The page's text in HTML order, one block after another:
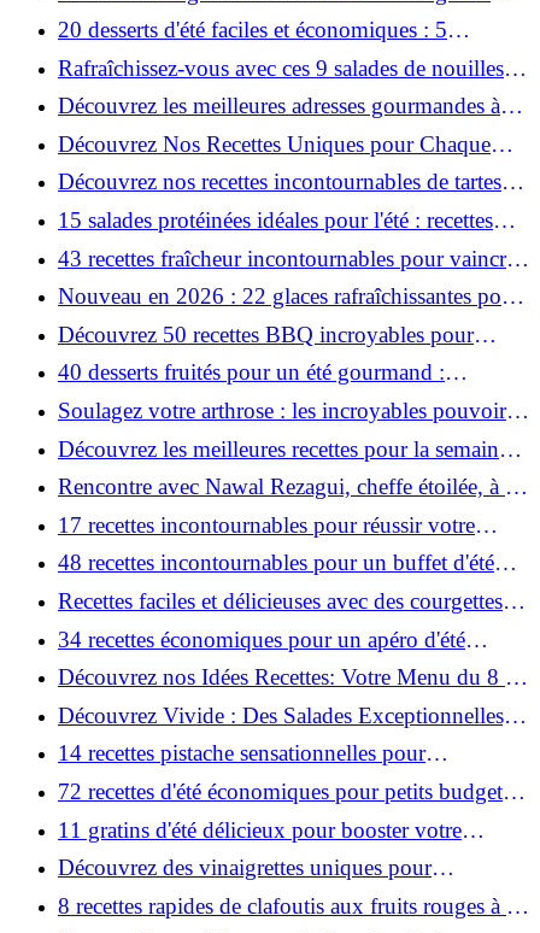
d'urgence!
20 desserts d'été faciles et économiques : 5
ingrédients max!
Rafraîchissez-vous avec ces 9 salades de nouilles
froides et originales !
Découvrez les meilleures adresses gourmandes à
Honfleur, Deauville, Trouville !
Découvrez Nos Recettes Uniques pour Chaque
Jour, du 22 au 28 Juin!
Découvrez nos recettes incontournables de tartes
aux légumes d'été !
15 salades protéinées idéales pour l'été : recettes
incontournables !
43 recettes fraîcheur incontournables pour vaincre
la chaleur !
Nouveau en 2026 : 22 glaces rafraîchissantes pour
un été torride !
Découvrez 50 recettes BBQ incroyables pour
sublimer vos vacances !
40 desserts fruités pour un été gourmand :
Découvrez les meilleures idées !
Soulagez votre arthrose : les incroyables pouvoirs
des fruits et légumes du jardin !
Découvrez les meilleures recettes pour la semaine
du 15 au 21 juin !
Rencontre avec Nawal Rezagui, cheffe étoilée, à la
Briqueterie en Champagne !
17 recettes incontournables pour réussir votre
plancha d'été!
48 recettes incontournables pour un buffet d'été
époustouflant!
Recettes faciles et délicieuses avec des courgettes
pour l'été!
34 recettes économiques pour un apéro d'été
sensationnel !
Découvrez nos Idées Recettes: Votre Menu du 8 au
14 Juin!
Découvrez Vivide : Des Salades Exceptionnelles,
Comme au Resto !
14 recettes pistache sensationnelles pour
révolutionner vos repas quotidiens !
72 recettes d'été économiques pour petits budgets :
à découvrir !
11 gratins d'été délicieux pour booster votre
consommation de légumes!
Découvrez des vinaigrettes uniques pour
révolutionner vos plats !
8 recettes rapides de clafoutis aux fruits rouges à ne